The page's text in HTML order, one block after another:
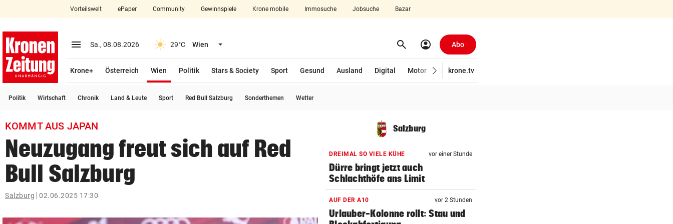
closeSchließen
account_circle Anmelden
arrow_right
bookmark
Suchbegriff
eingeben
Vorteilswelt ePaper Community Gewinnspiele Krone mobile Immosuche Jobsuche Bazar
menu Menü aufklappen
Sa., 08.08.2026 29°C Wien Menü aufklappen search Suchen
account_circle Abo
Krone+ Österreich Wien
Politik
Stars & Society Sport Gesund Ausland Digital Motor Wirtschaft
krone.tv
Politik Wirtschaft Chronik Land & Leute Sport Red Bull Salzburg Sonderthemen Wetter
KOMMT AUS JAPAN
Neuzugang freut sich auf Red
Bull Salzburg
Salzburg 02.06.2025 17:30
Salzburg
DREIMAL SO VIELE KÜHE vor einer Stunde
Dürre bringt jetzt auch
Schlachthöfe ans Limit
AUF DER A10 vor 2 Stunden
Urlauber-Kolonne rollt: Stau und